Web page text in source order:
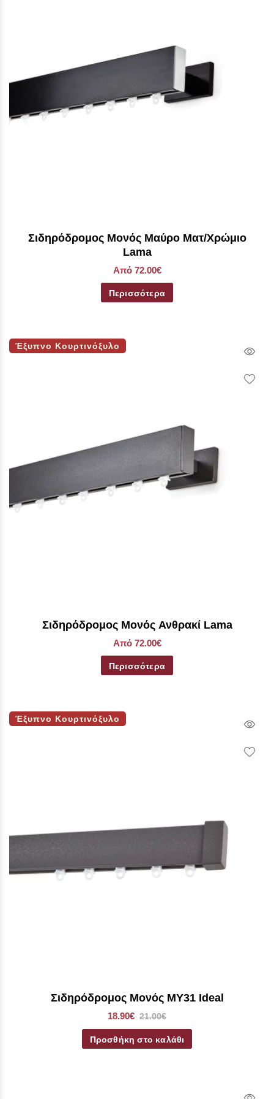
Σιδηρόδρομος Μονός Μαύρο Ματ/Χρώμιο
Lama
Από 72.00€
Περισσότερα
Έξυπνο Κουρτινόξυλο
Σιδηρόδρομος Μονός Ανθρακί Lama
Από 72.00€
Περισσότερα
Έξυπνο Κουρτινόξυλο
Σιδηρόδρομος Μονός MY31 Ideal
18.90€ 21.00€
Προσθήκη στο καλάθι